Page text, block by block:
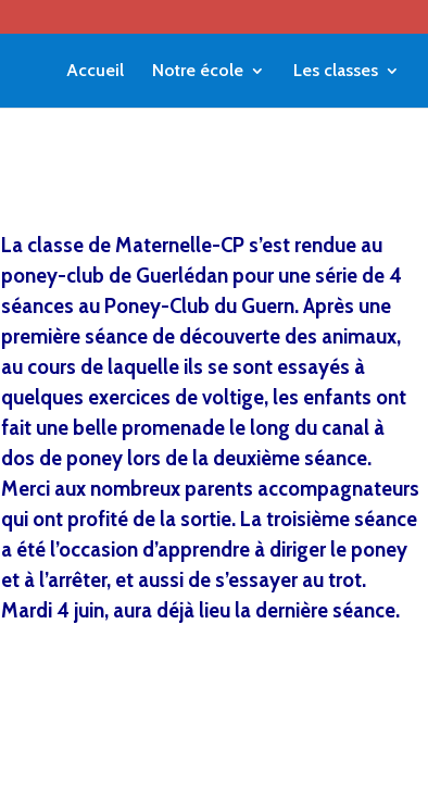
Accueil Notre école Les classes
La classe de Maternelle-CP s’est rendue au
poney-club de Guerlédan pour une série de 4
séances au Poney-Club du Guern. Après une
première séance de découverte des animaux,
au cours de laquelle ils se sont essayés à
quelques exercices de voltige, les enfants ont
fait une belle promenade le long du canal à
dos de poney lors de la deuxième séance.
Merci aux nombreux parents accompagnateurs
qui ont profité de la sortie. La troisième séance
a été l’occasion d’apprendre à diriger le poney
et à l’arrêter, et aussi de s’essayer au trot.
Mardi 4 juin, aura déjà lieu la dernière séance.